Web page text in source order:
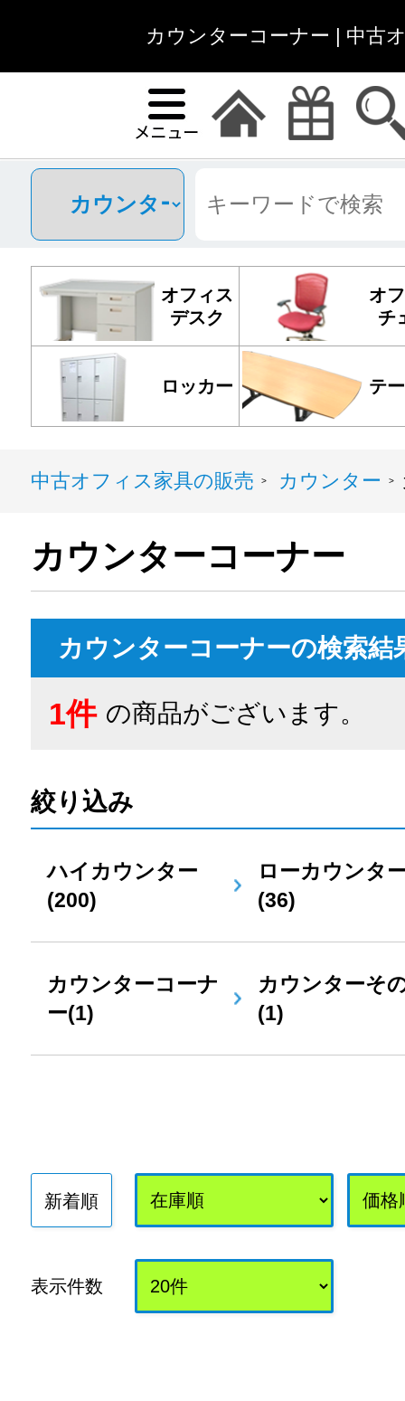
カウンターコーナー | 中古
オフィス
デスク
オ
チ
ロッカー テ
中古オフィス家具の販売 > カウンター >
カウンターコーナー
カウンターコーナーの検索結
1件 の商品がございます。
絞り込み
ハイカウンター
(200)
ローカウンタ
(36)
カウンターコーナ
ー(1)
カウンターそ
(1)
新着順
表示件数